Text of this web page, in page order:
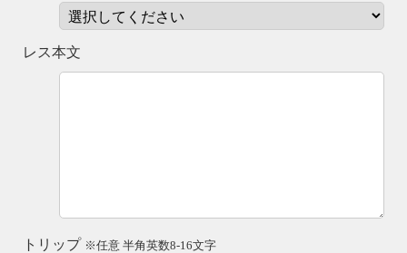
レス本文
トリップ ※任意 半角英数8-16文字